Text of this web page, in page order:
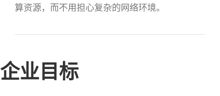
算资源，而不用担心复杂的网络环境。
企业目标